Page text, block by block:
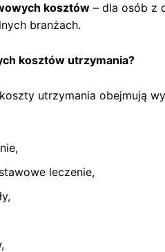
kosztów – dla osób z
branżach.
kosztów utrzymania?
utrzymania obejmują
leczenie,